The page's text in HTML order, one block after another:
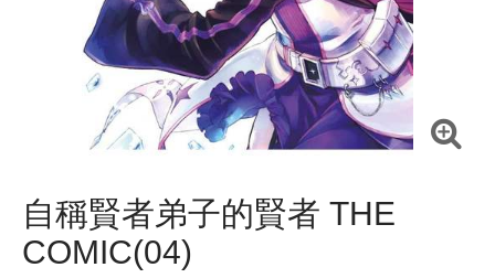
自稱賢者弟子的賢者 THE
COMIC(04)